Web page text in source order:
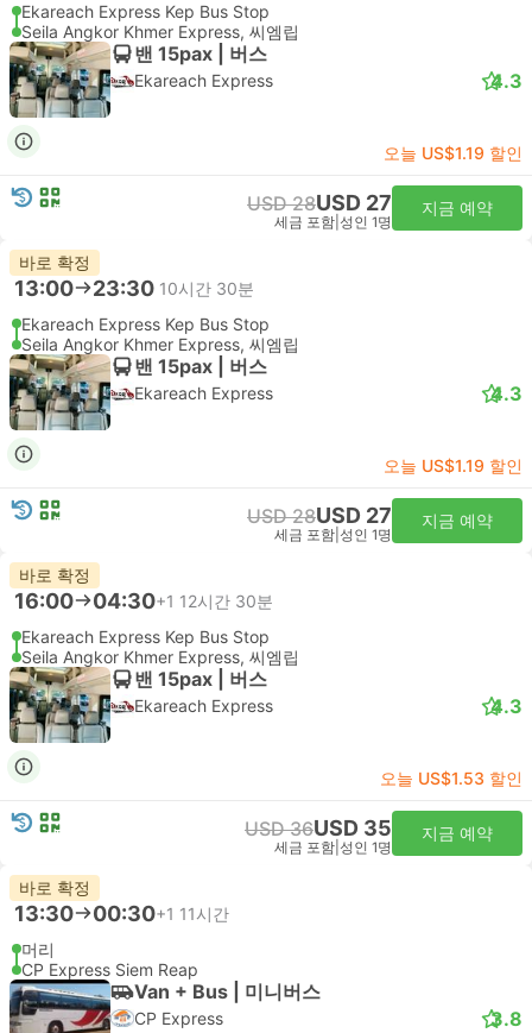
Ekareach Express Kep Bus Stop
Seila Angkor Khmer Express, 씨엠립
밴 15pax | 버스
Ekareach Express 4.3
오늘 US$1.19 할인
USD 28USD 27
세금 포함 성인 1명
지금 예약
바로 확정
13:00 23:30 10시간 30분
Ekareach Express Kep Bus Stop
Seila Angkor Khmer Express, 씨엠립
밴 15pax | 버스
Ekareach Express 4.3
오늘 US$1.19 할인
USD 28USD 27
세금 포함 성인 1명
지금 예약
바로 확정
16:00 04:30+1 12시간 30분
Ekareach Express Kep Bus Stop
Seila Angkor Khmer Express, 씨엠립
밴 15pax | 버스
Ekareach Express 4.3
오늘 US$1.53 할인
USD 36USD 35
세금 포함 성인 1명
지금 예약
바로 확정
13:30 00:30+1 11시간
머리
CP Express Siem Reap
Van + Bus | 미니버스
CP Express 3.8